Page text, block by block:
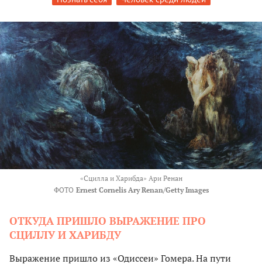
«Сцилла и Харибда» Ари Ренан
ФОТО Ernest Cornelis Ary Renan/Getty Images
ОТКУДА ПРИШЛО ВЫРАЖЕНИЕ ПРО
СЦИЛЛУ И ХАРИБДУ
Выражение пришло из «Одиссеи» Гомера. На пути